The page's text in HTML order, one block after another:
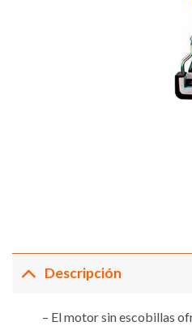
Descripción
– El motor sin escobillas